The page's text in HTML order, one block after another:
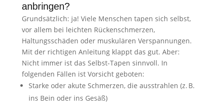
anbringen?
Grundsätzlich: ja! Viele Menschen tapen sich selbst,
vor allem bei leichten Rückenschmerzen,
Haltungsschäden oder muskulären Verspannungen.
Mit der richtigen Anleitung klappt das gut. Aber:
Nicht immer ist das Selbst-Tapen sinnvoll. In
folgenden Fällen ist Vorsicht geboten:
Starke oder akute Schmerzen, die ausstrahlen (z. B.
ins Bein oder ins Gesäß)